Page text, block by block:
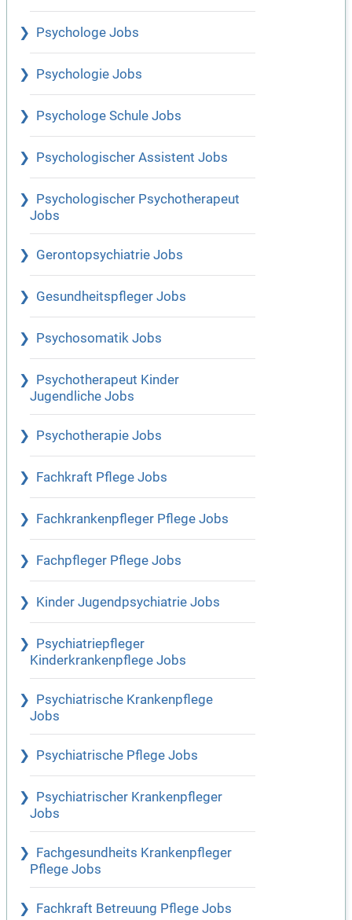
Psychologe Jobs
Psychologie Jobs
Psychologe Schule Jobs
Psychologischer Assistent Jobs
Psychologischer Psychotherapeut
Jobs
Gerontopsychiatrie Jobs
Gesundheitspfleger Jobs
Psychosomatik Jobs
Psychotherapeut Kinder
Jugendliche Jobs
Psychotherapie Jobs
Fachkraft Pflege Jobs
Fachkrankenpfleger Pflege Jobs
Fachpfleger Pflege Jobs
Kinder Jugendpsychiatrie Jobs
Psychiatriepfleger
Kinderkrankenpflege Jobs
Psychiatrische Krankenpflege
Jobs
Psychiatrische Pflege Jobs
Psychiatrischer Krankenpfleger
Jobs
Fachgesundheits Krankenpfleger
Pflege Jobs
Fachkraft Betreuung Pflege Jobs